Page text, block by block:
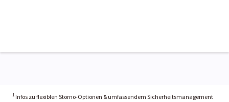
1 Infos zu flexiblen Storno-Optionen & umfassendem Sicherheitsmanagement